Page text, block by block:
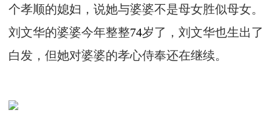
个孝顺的媳妇，说她与婆婆不是母女胜似母女。
刘文华的婆婆今年整整74岁了，刘文华也生出了
白发，但她对婆婆的孝心侍奉还在继续。